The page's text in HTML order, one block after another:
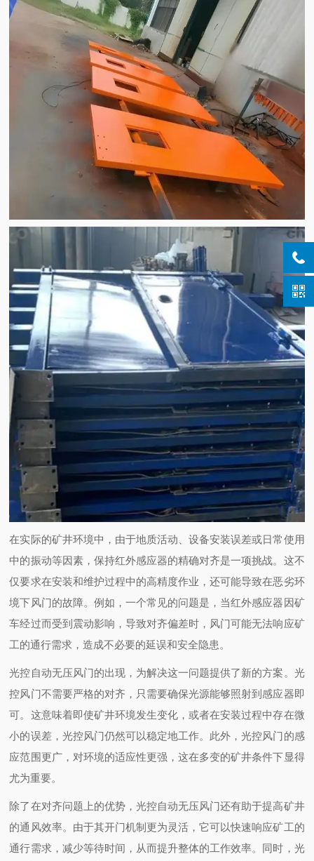
在实际的矿井环境中，由于地质活动、设备安装误差或日常使用
中的振动等因素，保持红外感应器的精确对齐是一项挑战。这不
仅要求在安装和维护过程中的高精度作业，还可能导致在恶劣环
境下风门的故障。例如，一个常见的问题是，当红外感应器因矿
车经过而受到震动影响，导致对齐偏差时，风门可能无法响应矿
工的通行需求，造成不必要的延误和安全隐患。
光控自动无压风门的出现，为解决这一问题提供了新的方案。光
控风门不需要严格的对齐，只需要确保光源能够照射到感应器即
可。这意味着即使矿井环境发生变化，或者在安装过程中存在微
小的误差，光控风门仍然可以稳定地工作。此外，光控风门的感
应范围更广，对环境的适应性更强，这在多变的矿井条件下显得
尤为重要。
除了在对齐问题上的优势，光控自动无压风门还有助于提高矿井
的通风效率。由于其开门机制更为灵活，它可以快速响应矿工的
通行需求，减少等待时间，从而提升整体的工作效率。同时，光